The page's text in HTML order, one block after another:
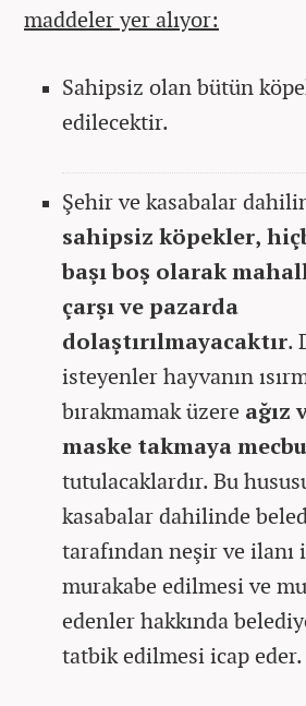
maddeler yer alıyor:
Sahipsiz olan bütün
edilecektir.
Şehir ve kasabalar
sahipsiz köpekler,
başı boş olarak
çarşı ve pazarda
dolaştırılmayacaktır.
isteyenler hayvanın
bırakmamak üzere ağız
maske takmaya
tutulacaklardır. Bu
kasabalar dahilinde
tarafından neşir ve
murakabe edilmesi ve
edenler hakkında
tatbik edilmesi icap eder.